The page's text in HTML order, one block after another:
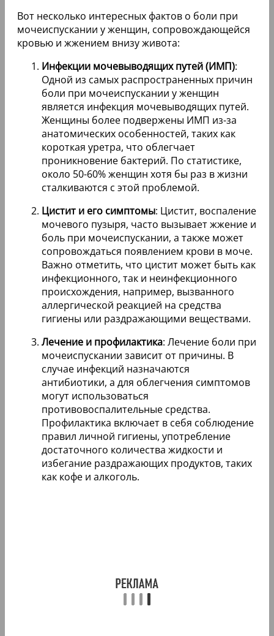
Вот несколько интересных фактов о боли при
мочеиспускании у женщин, сопровождающейся
кровью и жжением внизу живота:
Инфекции мочевыводящих путей (ИМП):
Одной из самых распространенных причин
боли при мочеиспускании у женщин
является инфекция мочевыводящих путей.
Женщины более подвержены ИМП из-за
анатомических особенностей, таких как
короткая уретра, что облегчает
проникновение бактерий. По статистике,
около 50-60% женщин хотя бы раз в жизни
сталкиваются с этой проблемой.
Цистит и его симптомы: Цистит, воспаление
мочевого пузыря, часто вызывает жжение и
боль при мочеиспускании, а также может
сопровождаться появлением крови в моче.
Важно отметить, что цистит может быть как
инфекционного, так и неинфекционного
происхождения, например, вызванного
аллергической реакцией на средства
гигиены или раздражающими веществами.
Лечение и профилактика: Лечение боли при
мочеиспускании зависит от причины. В
случае инфекций назначаются
антибиотики, а для облегчения симптомов
могут использоваться
противовоспалительные средства.
Профилактика включает в себя соблюдение
правил личной гигиены, употребление
достаточного количества жидкости и
избегание раздражающих продуктов, таких
как кофе и алкоголь.